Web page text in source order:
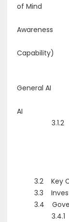
of Mind
Awareness
Capability)
General AI
AI
3.1.2 Key
3.1.2.1
3.1.2.2
3.1.2.4
3.2 Key
3.3
3.4
3.4.1